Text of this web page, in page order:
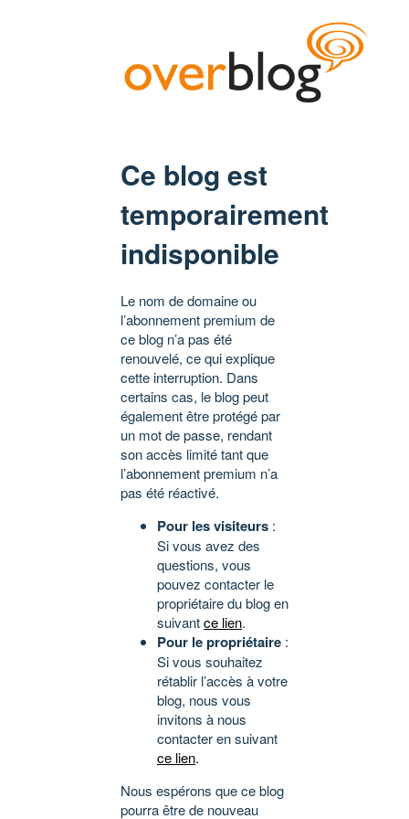
Ce blog est
temporairement
indisponible
Le nom de domaine ou
l’abonnement premium de
ce blog n’a pas été
renouvelé, ce qui explique
cette interruption. Dans
certains cas, le blog peut
également être protégé par
un mot de passe, rendant
son accès limité tant que
l’abonnement premium n’a
pas été réactivé.
Pour les visiteurs :
Si vous avez des
questions, vous
pouvez contacter le
propriétaire du blog en
suivantce lien.
Pour le propriétaire :
Si vous souhaitez
rétablir l’accès à votre
blog, nous vous
invitons à nous
contacter en suivant
ce lien.
Nous espérons que ce blog
pourra être de nouveau